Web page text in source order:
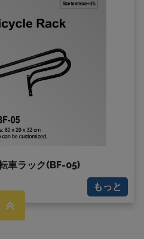
車ラック(BF-05)
もっと